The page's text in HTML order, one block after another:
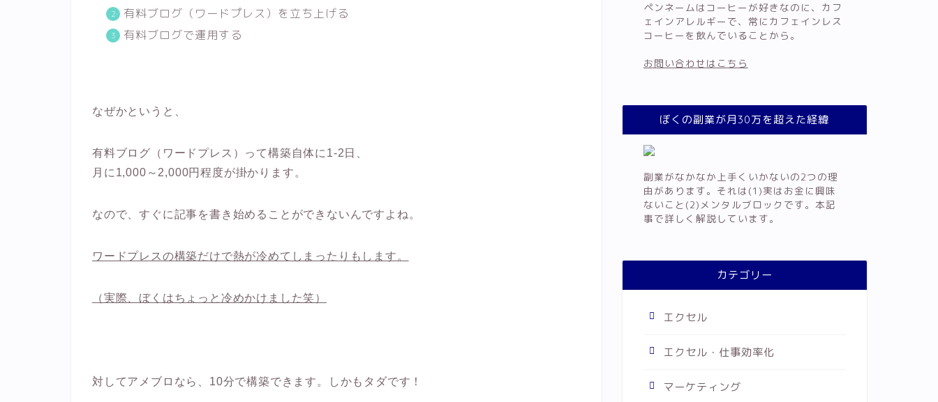
有料ブログ（ワードプレス）を立ち上げる
有料ブログで運用する
なぜかというと、
有料ブログ（ワードプレス）って構築自体に1-2日、
月に1,000～2,000円程度が掛かります。
なので、すぐに記事を書き始めることができないんですよね。
ワードプレスの構築だけで熱が冷めてしまったりもします。
（実際、ぼくはちょっと冷めかけました笑）
対してアメブロなら、10分で構築できます。しかもタダです！
ペンネームはコーヒーが好きなのに、カフ
ェインアレルギーで、常にカフェインレス
コーヒーを飲んでいることから。
お問い合わせはこちら
ぼくの副業が月30万を超えた経緯
副業がなかなか上手くいかないの2つの理
由があります。それは(1)実はお金に興味
ないこと(2)メンタルブロックです。本記
事で詳しく解説しています。
カテゴリー
エクセル
エクセル・仕事効率化
マーケティング